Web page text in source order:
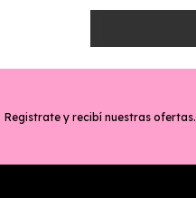
Registrate y recibí nuestras ofertas.